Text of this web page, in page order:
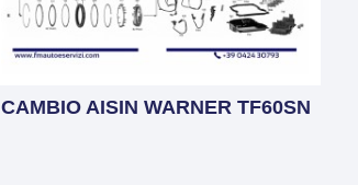
CAMBIO AISIN WARNER TF60SN